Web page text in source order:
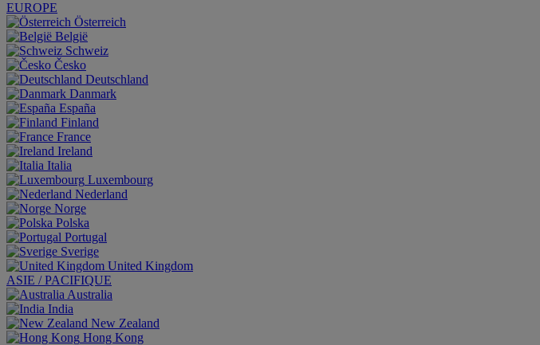
EUROPE
Österreich
België
Schweiz
Česko
Deutschland
Danmark
España
Finland
France
Ireland
Italia
Luxembourg
Nederland
Norge
Polska
Portugal
Sverige
United Kingdom
ASIE / PACIFIQUE
Australia
India
New Zealand
Hong Kong